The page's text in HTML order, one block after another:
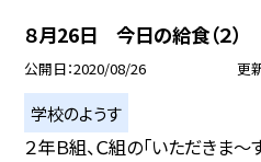
８月26日 今日の給食（２）
公開日 2020/08/26 更
学校のようす
２年Ｂ組、Ｃ組の「いただきま